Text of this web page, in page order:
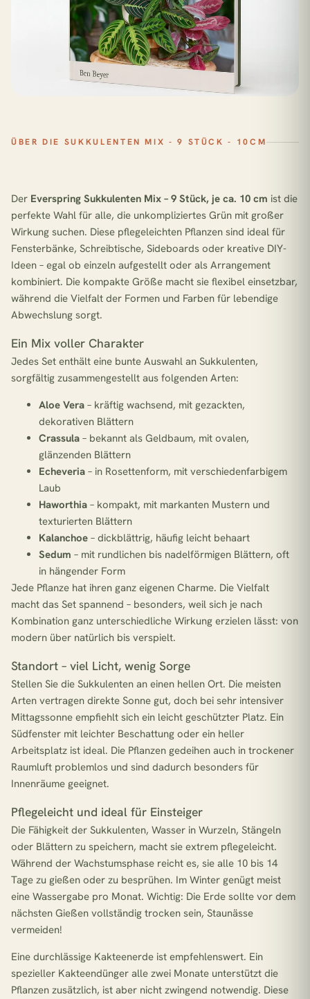
ÜBER DIE SUKKULENTEN MIX - 9 STÜCK - 10CM
Der Everspring Sukkulenten Mix – 9 Stück, je ca. 10 cm ist die
perfekte Wahl für alle, die unkompliziertes Grün mit großer
Wirkung suchen. Diese pflegeleichten Pflanzen sind ideal für
Fensterbänke, Schreibtische, Sideboards oder kreative DIY-
Ideen – egal ob einzeln aufgestellt oder als Arrangement
kombiniert. Die kompakte Größe macht sie flexibel einsetzbar,
während die Vielfalt der Formen und Farben für lebendige
Abwechslung sorgt.
Ein Mix voller Charakter
Jedes Set enthält eine bunte Auswahl an Sukkulenten,
sorgfältig zusammengestellt aus folgenden Arten:
Aloe Vera – kräftig wachsend, mit gezackten,
dekorativen Blättern
Crassula – bekannt als Geldbaum, mit ovalen,
glänzenden Blättern
Echeveria – in Rosettenform, mit verschiedenfarbigem
Laub
Haworthia – kompakt, mit markanten Mustern und
texturierten Blättern
Kalanchoe – dickblättrig, häufig leicht behaart
Sedum – mit rundlichen bis nadelförmigen Blättern, oft
in hängender Form
Jede Pflanze hat ihren ganz eigenen Charme. Die Vielfalt
macht das Set spannend – besonders, weil sich je nach
Kombination ganz unterschiedliche Wirkung erzielen lässt: von
modern über natürlich bis verspielt.
Standort – viel Licht, wenig Sorge
Stellen Sie die Sukkulenten an einen hellen Ort. Die meisten
Arten vertragen direkte Sonne gut, doch bei sehr intensiver
Mittagssonne empfiehlt sich ein leicht geschützter Platz. Ein
Südfenster mit leichter Beschattung oder ein heller
Arbeitsplatz ist ideal. Die Pflanzen gedeihen auch in trockener
Raumluft problemlos und sind dadurch besonders für
Innenräume geeignet.
Pflegeleicht und ideal für Einsteiger
Die Fähigkeit der Sukkulenten, Wasser in Wurzeln, Stängeln
oder Blättern zu speichern, macht sie extrem pflegeleicht.
Während der Wachstumsphase reicht es, sie alle 10 bis 14
Tage zu gießen oder zu besprühen. Im Winter genügt meist
eine Wassergabe pro Monat. Wichtig: Die Erde sollte vor dem
nächsten Gießen vollständig trocken sein, Staunässe
vermeiden!
Eine durchlässige Kakteenerde ist empfehlenswert. Ein
spezieller Kakteendünger alle zwei Monate unterstützt die
Pflanzen zusätzlich, ist aber nicht zwingend notwendig. Diese